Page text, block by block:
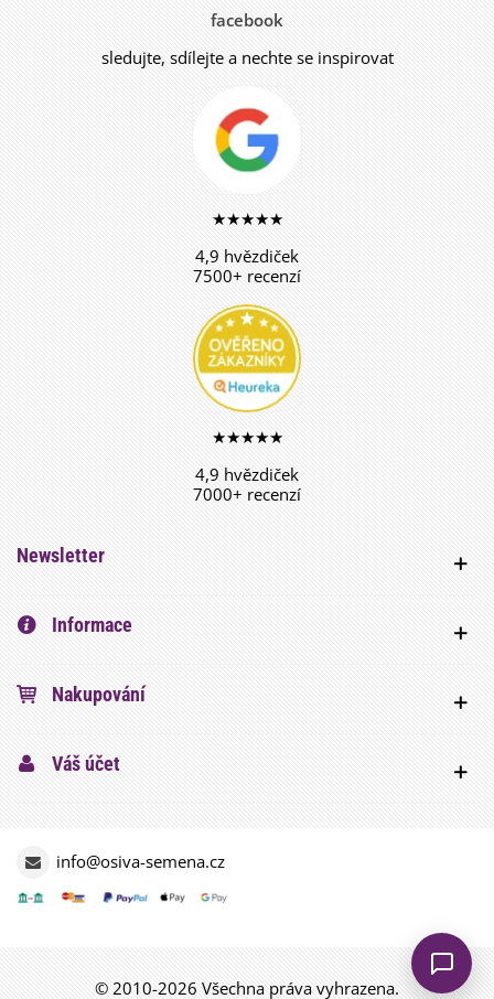
facebook
sledujte, sdílejte a nechte se inspirovat
★★★★★
4,9 hvězdiček
7500+ recenzí
★★★★★
4,9 hvězdiček
7000+ recenzí
Newsletter
Informace
Nakupování
Váš účet
info@osiva-semena.cz
© 2010-2026 Všechna práva vyhrazena.